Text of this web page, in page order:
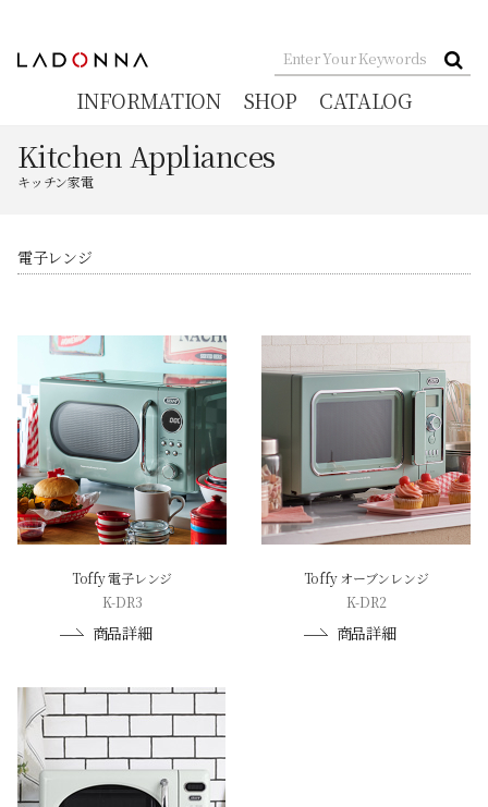
Kitchen Appliances
キッチン家電
電子レンジ
Toffy 電子レンジ
K-DR3
商品詳細
Toffy オーブンレンジ
K-DR2
商品詳細
INFORMATION SHOP CATALOG